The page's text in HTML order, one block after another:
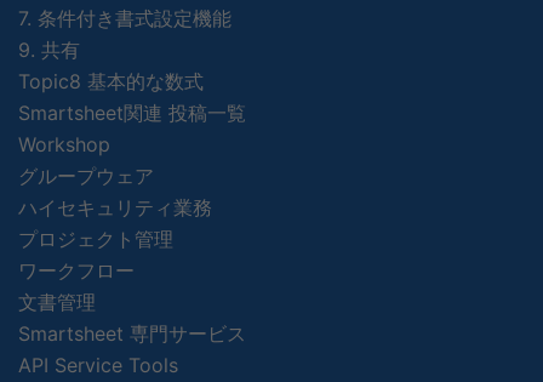
7. 条件付き書式設定機能
9. 共有
Topic8 基本的な数式
Smartsheet関連 投稿一覧
Workshop
グループウェア
ハイセキュリティ業務
プロジェクト管理
ワークフロー
文書管理
Smartsheet 専門サービス
API Service Tools